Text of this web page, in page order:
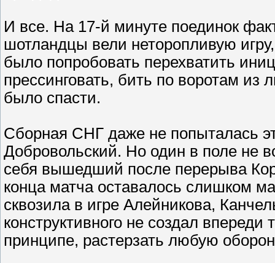
И все. На 17-й минуте поединок
шотландцы вели неторопливую
было попробовать перехватить
прессинговать, бить по воротам
было спасти.
Сборная СНГ даже не попыталась
Добровольский. Но один в поле не
себя вышедший после перерыва
конца матча оставалось слишком
сквозила в игре Алейникова,
конструктивного не создал
принципе, растерзать любую